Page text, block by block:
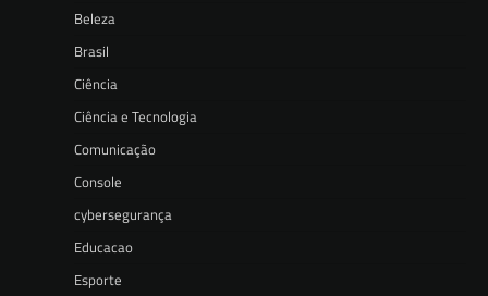
Beleza
Brasil
Ciência
Ciência e Tecnologia
Comunicação
Console
cybersegurança
Educacao
Esporte